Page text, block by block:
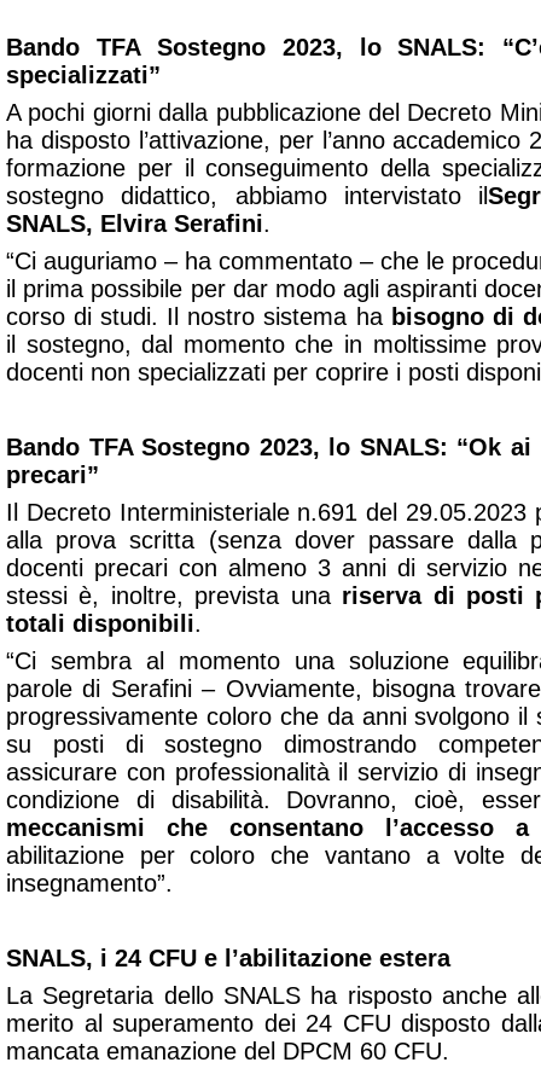
Bando TFA Sostegno 2023, lo SNALS:
specializzati”
A pochi giorni dalla pubblicazione del Decreto
ha disposto l’attivazione, per l’anno accademico
formazione per il conseguimento della
sostegno didattico, abbiamo intervistato il
SNALS, Elvira Serafini.
“Ci auguriamo – ha commentato – che le
il prima possibile per dar modo agli aspiranti
corso di studi. Il nostro sistema ha bisogno di
il sostegno, dal momento che in moltissime
docenti non specializzati per coprire i posti
Bando TFA Sostegno 2023, lo SNALS: “Ok
precari”
Il Decreto Interministeriale n.691 del 29.05.2023
alla prova scritta (senza dover passare dalla
docenti precari con almeno 3 anni di servizio
stessi è, inoltre, prevista una riserva di posti
totali disponibili.
“Ci sembra al momento una soluzione
parole di Serafini – Ovviamente, bisogna
progressivamente coloro che da anni svolgono il
su posti di sostegno dimostrando
assicurare con professionalità il servizio di
condizione di disabilità. Dovranno, cioè,
meccanismi che consentano l’accesso
abilitazione per coloro che vantano a volte
insegnamento”.
SNALS, i 24 CFU e l’abilitazione estera
La Segretaria dello SNALS ha risposto anche
merito al superamento dei 24 CFU disposto
mancata emanazione del DPCM 60 CFU.